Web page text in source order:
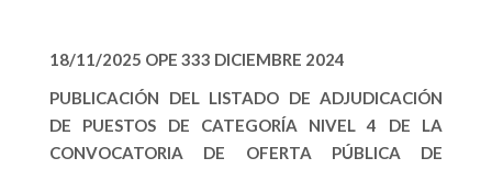
18/11/2025 OPE 333 DICIEMBRE 2024
PUBLICACIÓN DEL LISTADO DE ADJUDICACIÓN
DE PUESTOS DE CATEGORÍA NIVEL 4 DE LA
CONVOCATORIA DE OFERTA PÚBLICA DE